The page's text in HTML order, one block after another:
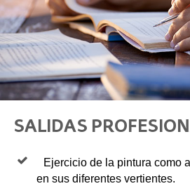
SALIDAS
Ejercicio de la pintura como
en sus diferentes vertientes.